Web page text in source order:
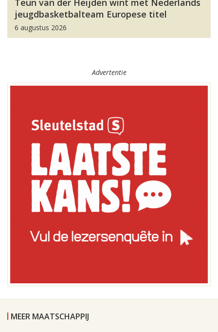
Teun van der Heijden wint met Nederlands
jeugdbasketbalteam Europese titel
6 augustus 2026
Advertentie
MEER MAATSCHAPPIJ